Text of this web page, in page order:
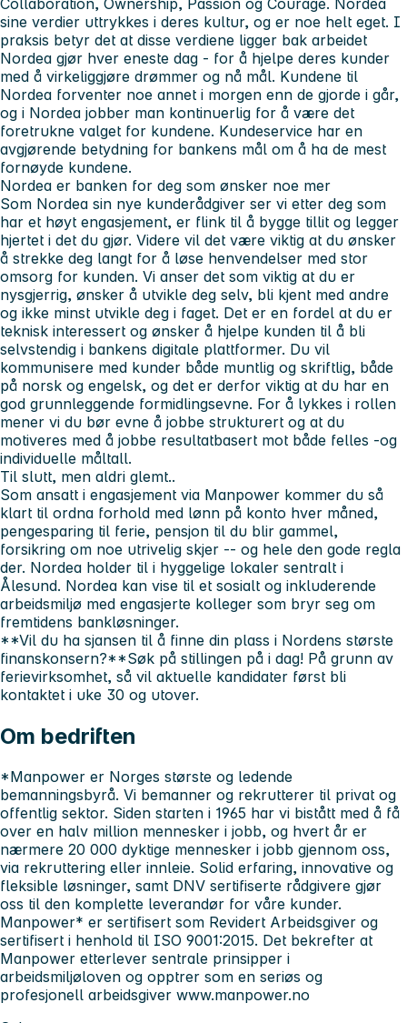
sine verdier uttrykkes i deres kultur, og er noe helt eget. I
praksis betyr det at disse verdiene ligger bak arbeidet
Nordea gjør hver eneste dag - for å hjelpe deres kunder
med å virkeliggjøre drømmer og nå mål. Kundene til
Nordea forventer noe annet i morgen enn de gjorde i går,
og i Nordea jobber man kontinuerlig for å være det
foretrukne valget for kundene. Kundeservice har en
avgjørende betydning for bankens mål om å ha de mest
fornøyde kundene.
Nordea er banken for deg som ønsker noe mer
Som Nordea sin nye kunderådgiver ser vi etter deg som
har et høyt engasjement, er flink til å bygge tillit og legger
hjertet i det du gjør. Videre vil det være viktig at du ønsker
å strekke deg langt for å løse henvendelser med stor
omsorg for kunden. Vi anser det som viktig at du er
nysgjerrig, ønsker å utvikle deg selv, bli kjent med andre
og ikke minst utvikle deg i faget. Det er en fordel at du er
teknisk interessert og ønsker å hjelpe kunden til å bli
selvstendig i bankens digitale plattformer. Du vil
kommunisere med kunder både muntlig og skriftlig, både
på norsk og engelsk, og det er derfor viktig at du har en
god grunnleggende formidlingsevne. For å lykkes i rollen
mener vi du bør evne å jobbe strukturert og at du
motiveres med å jobbe resultatbasert mot både felles -og
individuelle måltall.
Til slutt, men aldri glemt..
Som ansatt i engasjement via Manpower kommer du så
klart til ordna forhold med lønn på konto hver måned,
pengesparing til ferie, pensjon til du blir gammel,
forsikring om noe utrivelig skjer -- og hele den gode regla
der. Nordea holder til i hyggelige lokaler sentralt i
Ålesund. Nordea kan vise til et sosialt og inkluderende
arbeidsmiljø med engasjerte kolleger som bryr seg om
fremtidens bankløsninger.
**Vil du ha sjansen til å finne din plass i Nordens største
finanskonsern?**Søk på stillingen på i dag! På grunn av
ferievirksomhet, så vil aktuelle kandidater først bli
kontaktet i uke 30 og utover.
Om bedriften
*Manpower er Norges største og ledende
bemanningsbyrå. Vi bemanner og rekrutterer til privat og
offentlig sektor. Siden starten i 1965 har vi bistått med å få
over en halv million mennesker i jobb, og hvert år er
nærmere 20 000 dyktige mennesker i jobb gjennom oss,
via rekruttering eller innleie. Solid erfaring, innovative og
fleksible løsninger, samt DNV sertifiserte rådgivere gjør
oss til den komplette leverandør for våre kunder.
Manpower* er sertifisert som Revidert Arbeidsgiver og
sertifisert i henhold til ISO 9001:2015. Det bekrefter at
Manpower etterlever sentrale prinsipper i
arbeidsmiljøloven og opptrer som en seriøs og
profesjonell arbeidsgiver www.manpower.no